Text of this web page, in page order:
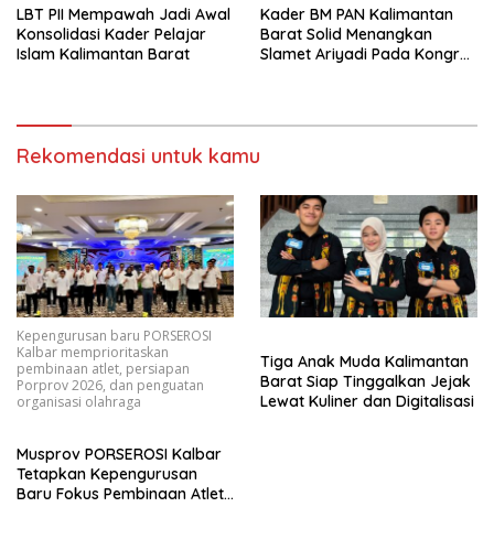
LBT PII Mempawah Jadi Awal
Konsolidasi Kader Pelajar
Islam Kalimantan Barat
Kader BM PAN Kalimantan
Barat Solid Menangkan
Slamet Ariyadi Pada Kongres
Rekomendasi untuk kamu
Kepengurusan baru PORSEROSI
Kalbar memprioritaskan
pembinaan atlet, persiapan
Porprov 2026, dan penguatan
organisasi olahraga
Musprov PORSEROSI Kalbar
Tetapkan Kepengurusan
Baru Fokus Pembinaan Atlet
Tiga Anak Muda Kalimantan
Barat Siap Tinggalkan Jejak
Lewat Kuliner dan Digitalisasi